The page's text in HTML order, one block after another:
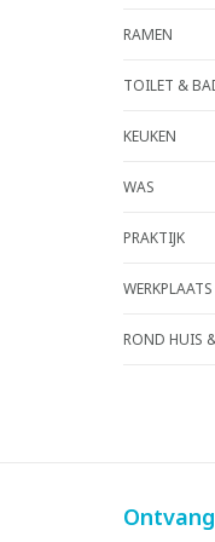
RAMEN
TOILET &
KEUKEN
WAS
PRAKTIJK
WERKPLAATS
ROND HUIS